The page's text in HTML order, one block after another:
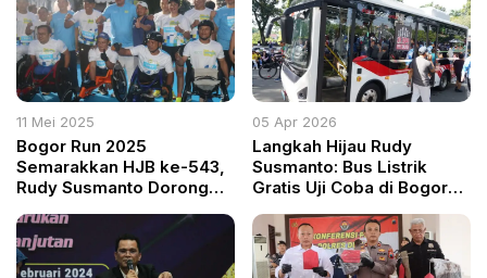
11 Mei 2025
Bogor Run 2025
Semarakkan HJB ke-543,
Rudy Susmanto Dorong
Nasional
05 Apr 2026
Langkah Hijau Rudy
Susmanto: Bus Listrik
Gratis Uji Coba di Bogor